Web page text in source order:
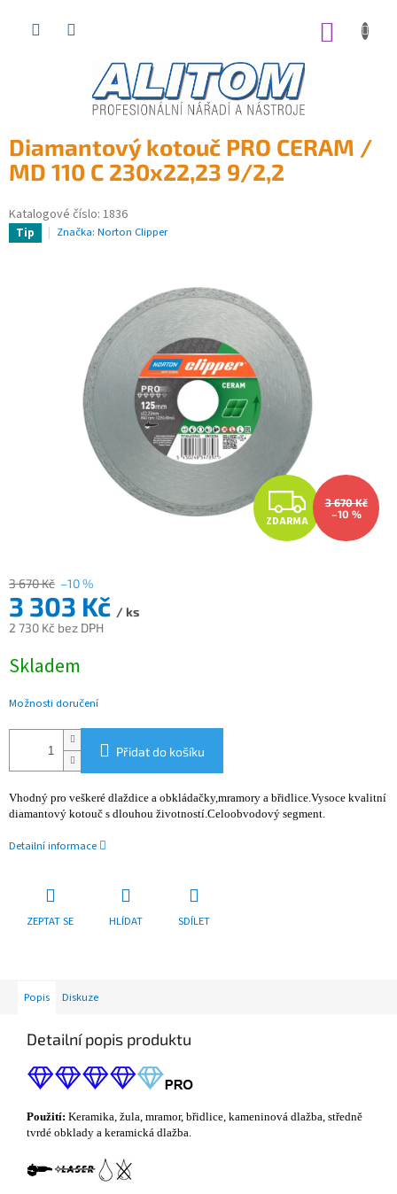
Diamantový kotouč PRO CERAM /
MD 110 C 230x22,23 9/2,2
Katalogové číslo: 1836
Tip Značka: Norton Clipper
Z
D
ZDARMA
3 670 Kč
–10 %
3 670 Kč –10 %
3 303 Kč / ks
2 730 Kč bez DPH
cena:
Skladem
Možnosti doručení
Přidat do košíku
Vhodný pro veškeré dlaždice a obkládačky,mramory a břidlice.Vysoce kvalitní
diamantový kotouč s dlouhou životností.Celoobvodový segment.
Detailní informace
ZEPTAT SE HLÍDAT SDÍLET
Popis Diskuze
Detailní popis produktu
Použití: Keramika, žula, mramor, břidlice, kameninová dlažba, středně
tvrdé obklady a keramická dlažba.